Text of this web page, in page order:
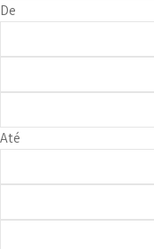
De
Até